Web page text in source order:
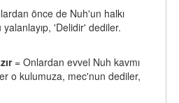
önce de Nuh'un halkı
yalanlayıp, 'Delidir' dediler.
= Onlardan evvel Nuh kavmı
o kulumuza, mec'nun dediler,